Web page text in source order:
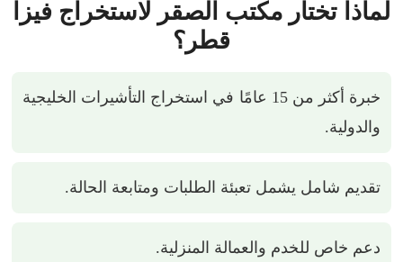
لماذا تختار مكتب الصقر لاستخراج فيزا
قطر؟
خبرة أكثر من 15 عامًا في استخراج التأشيرات الخليجية
والدولية.
تقديم شامل يشمل تعبئة الطلبات ومتابعة الحالة.
دعم خاص للخدم والعمالة المنزلية.